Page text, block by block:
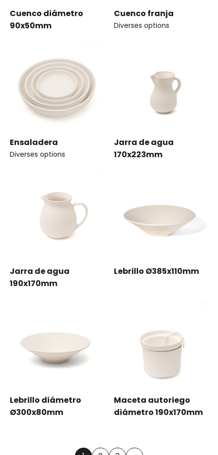
Cuenco diámetro
90x50mm
Cuenco franja
Diverses options
Ensaladera
Diverses options
Jarra de agua
170x223mm
Jarra de agua
190x170mm
Lebrillo Ø385x110mm
Lebrillo diámetro
Ø300x80mm
Maceta autoriego
diámetro 190x170mm